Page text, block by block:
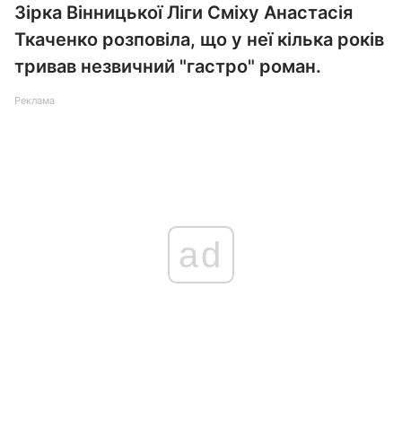
Зірка Вінницької Ліги Сміху Анастасія
Ткаченко розповіла, що у неї кілька років
тривав незвичний "гастро" роман.
Реклама
ad